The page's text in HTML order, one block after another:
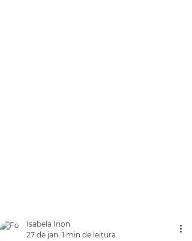
Isabela Irion
27 de jan. 1 min de leitura